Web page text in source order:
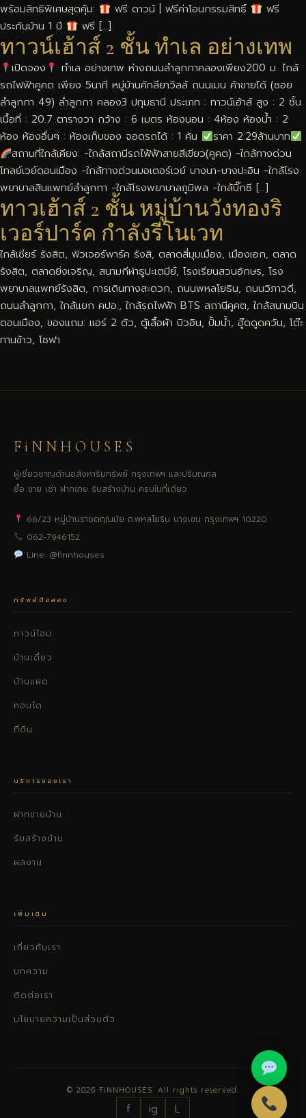
พร้อมสิทธิพิเศษสุดคุ้ม:
ฟรี ดาวน์ | ฟรีค่าโอนกรรมสิทธิ์
ฟรี
ประกันบ้าน 1 ปี
ฟรี […]
ทาวน์เฮ้าส์ 2 ชั้น ทำเล อย่างเทพ
เปิดจอง
ทำเล อย่างเทพ ห่างถนนลำลูกกาคลองเพียง200 ม. ไกล้
รถไฟฟ้าคูคต เพียง 5นาที หมู่บ้านคัทลียาวิลล์ ถนนเมน ค้าขายได้ (ซอย
ลำลูกกา 49) ลำลูกกา คลอง3 ปทุมธานี ประเภท : ทาวน์เฮ้าส์ สูง : 2 ชั้น
เนื้อที่ : 20.7 ตารางวา กว้าง : 6 เมตร ห้องนอน : 4ห้อง ห้องน้ำ : 2
ห้อง ห้องอื่นๆ : ห้องเก็บของ จอดรถได้ : 1 คัน
ราคา 2.29ล้านบาท
สถานที่ใกล้เคียง: -ใกล้สถานีรถไฟ้ฟ้าสายสีเขียว(คูคต) -ใกล้ทางด่วน
โทลย์เวย์ดอนเมือง -ใกล้ทางด่วนมอเตอร์เวย์ บางนา-บางปะอิน -ใกล้โรง
พยาบาลสินแพทย์ลำลูกกา -ใกล้โรงพยาบาลภูมิพล -ใกล้บิ๊กซี […]
ทาวเฮ้าส์ 2 ชั้น หมู่บ้านวังทองริ
เวอร์ปาร์ค กำลังรีโนเวท
ใกล้เซียร์ รังสิต, ฟิวเจอร์พาร์ค รังสิ, ตลาดสี่มุมเมือง, เมืองเอก, ตลาด
รังสิต, ตลาดยิ่งเจริญ, สนามกีฬาธูปะเตมีย์, โรงเรียนสวนอักษร, โรง
พยาบาลแพทย์รังสิต, การเดินทางสะดวก, ถนนพหลโยธิน, ถนนวิภาวดี,
ถนนลำลูกกา, ใกล้แยก คปอ., ใกล้รถไฟฟ้า BTS สถานีคูคต, ใกล้สนามบิน
ดอนเมือง, ของแถม: แอร์ 2 ตัว, ตู้เสื้อผ้า บิวอิน, ปั้มน้ำ, ฮู๊ดดูดควัน, โต๊ะ
ทานข้าว, โซฟา
FiNNHOUSES
ผู้เชี่ยวชาญด้านอสังหาริมทรัพย์ กรุงเทพฯ และปริมณฑล
ซื้อ ขาย เช่า ฝากขาย รับสร้างบ้าน ครบในที่เดียว
66/23 หมู่บ้านราชตฤณมัย ถ.พหลโยธิน บางเขน กรุงเทพฯ 10220
062-7946152
Line: @finnhouses
ทรัพย์มือสอง
ทาวน์โฮม
บ้านเดี่ยว
บ้านแฝด
คอนโด
ที่ดิน
บริการของเรา
ฝากขายบ้าน
รับสร้างบ้าน
ผลงาน
เพิ่มเติม
เกี่ยวกับเรา
บทความ
ติดต่อเรา
นโยบายความเป็นส่วนตัว
© 2026 FiNNHOUSES. All rights reserved.
f ig L